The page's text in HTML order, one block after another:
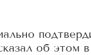
об этом в